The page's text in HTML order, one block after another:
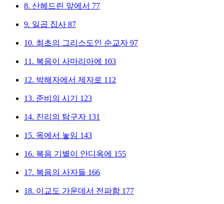
8. 산헤드린 앞에서 77
9. 일곱 집사 87
10. 최초의 그리스도인 순교자 97
11. 복음이 사마리아에 103
12. 박해자에서 제자로 112
13. 준비의 시기 123
14. 진리의 탐구자 131
15. 옥에서 놓임 143
16. 복음 기별이 안디옥에 155
17. 복음의 사자들 166
18. 이교도 가운데서 전파함 177